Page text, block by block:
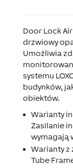
Door Lock
drzwiowy
Umożliwia
systemu
budynków,
obiektów.
Warianty
Zasilanie
wymagają
Warianty z
Tube